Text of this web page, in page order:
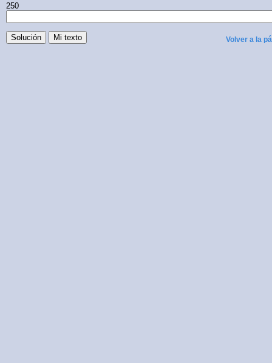
250
Volver a la